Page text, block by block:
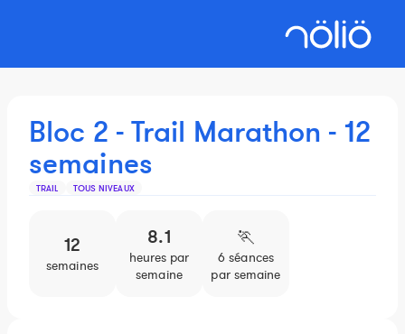
Bloc 2 - Trail Marathon - 12
semaines
TRAIL TOUS NIVEAUX
12
semaines
8.1
heures par
semaine
🏃️
6 séances
par semaine